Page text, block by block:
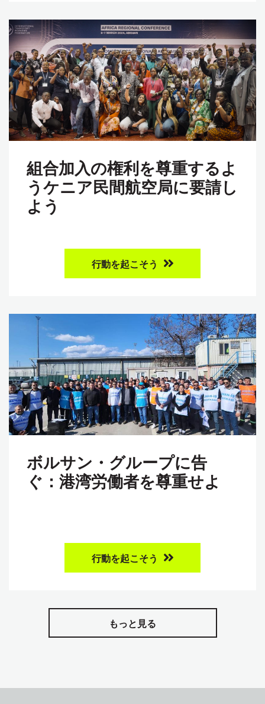
組合加入の権利を尊重するよ
うケニア民間航空局に要請し
よう
行動を起こそう
ボルサン・グループに告
ぐ：港湾労働者を尊重せよ
行動を起こそう
もっと見る